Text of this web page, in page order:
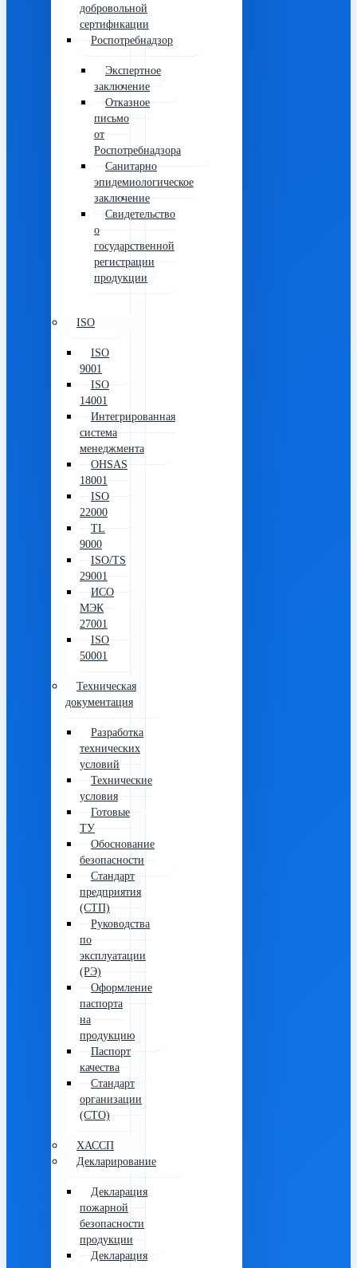
добровольной
сертификации
Роспотребнадзор
Экспертное
заключение
Отказное
письмо
от
Роспотребнадзора
Санитарно
эпидемиологическое
заключение
Свидетельство
о
государственной
регистрации
продукции
ISO
ISO
9001
ISO
14001
Интегрированная
система
менеджмента
OHSAS
18001
ISO
22000
TL
9000
ISO/TS
29001
ИСО
МЭК
27001
ISO
50001
Техническая
документация
Разработка
технических
условий
Технические
условия
Готовые
ТУ
Обоснование
безопасности
Стандарт
предприятия
(СТП)
Руководства
по
эксплуатации
(РЭ)
Оформление
паспорта
на
продукцию
Паспорт
качества
Стандарт
организации
(СТО)
ХАССП
Декларирование
Декларация
пожарной
безопасности
продукции
Декларация